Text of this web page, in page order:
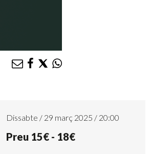
Dissabte / 29 març 2025 / 20:00
Preu 15€ - 18€